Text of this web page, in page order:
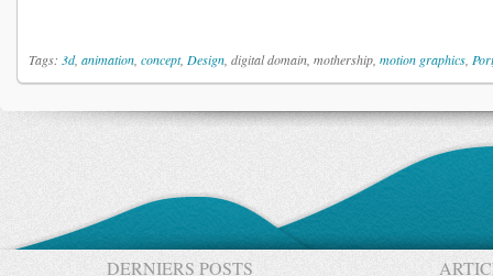
Tags: 3d, animation concept, Design , digital domain, mothership, motion graphics
DERNIERS POSTS